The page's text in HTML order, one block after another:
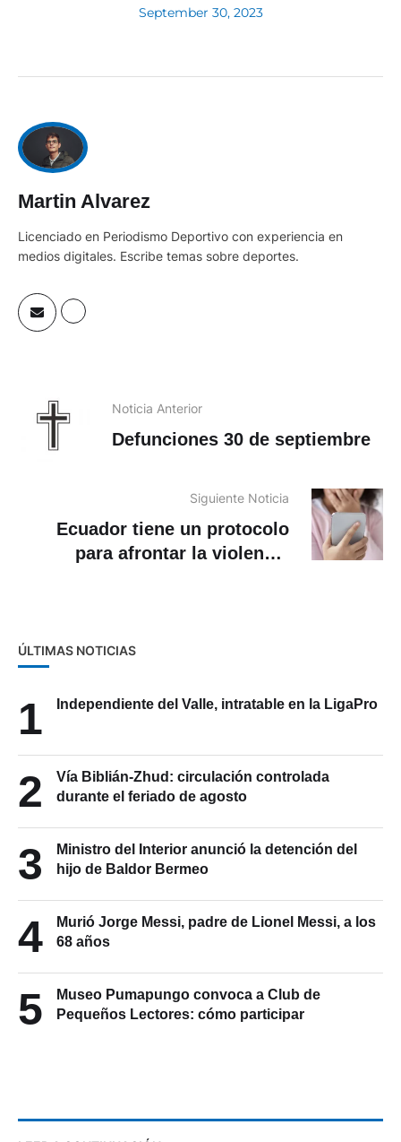
September 30, 2023
Martin Alvarez
Licenciado en Periodismo Deportivo con experiencia en
medios digitales. Escribe temas sobre deportes.
Noticia Anterior
Defunciones 30 de septiembre
Siguiente Noticia
Ecuador tiene un protocolo
para afrontar la violencia
ÚLTIMAS NOTICIAS
1 Independiente del Valle, intratable en la LigaPro
2
Vía Biblián-Zhud: circulación controlada
durante el feriado de agosto
3
Ministro del Interior anunció la detención del
hijo de Baldor Bermeo
4
Murió Jorge Messi, padre de Lionel Messi, a los
68 años
5
Museo Pumapungo convoca a Club de
Pequeños Lectores: cómo participar